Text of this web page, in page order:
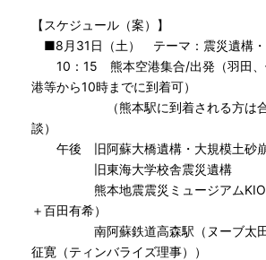
【スケジュール（案）】
■8月31日（土） テーマ：震災遺構・
10：15 熊本空港集合/出発（羽田、
港等から10時までに到着可）
（熊本駅に到着される方は合流
談）
午後 旧阿蘇大橋遺構・大規模土砂
旧東海大学校舎震災遺構
熊本地震震災ミュージアム
＋百田有希）
南阿蘇鉄道高森駅（ヌーブ太田
征寛（ティンバライズ理事））